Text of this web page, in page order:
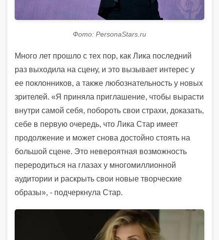
Фото: PersonaStars.ru
Много лет прошло с тех пор, как Лика последний
раз выходила на сцену, и это вызывает интерес у
ее поклонников, а также любознательность у новых
зрителей. «Я приняла приглашение, чтобы вырасти
внутри самой себя, побороть свои страхи, доказать,
себе в первую очередь, что Лика Стар имеет
продолжение и может снова достойно стоять на
большой сцене. Это невероятная возможность
переродиться на глазах у многомиллионной
аудитории и раскрыть свои новые творческие
образы», - подчеркнула Стар.